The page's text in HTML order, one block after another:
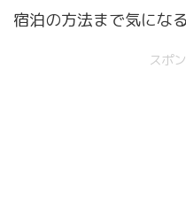
宿泊の方法まで気にな
スポ